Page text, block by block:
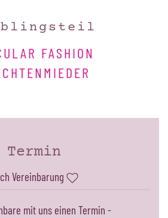
FASHION
Termin
Vereinbarung
mit uns einen Termin -